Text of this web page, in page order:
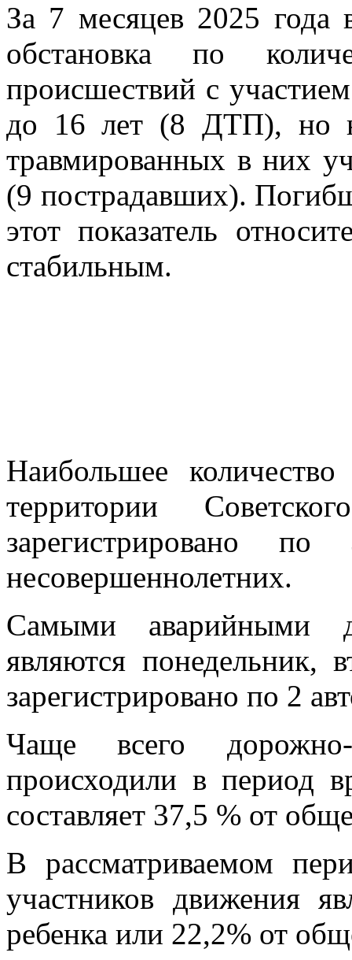
За 7 месяцев 2025 года
обстановка по
происшествий с
до 16 лет (8 ДТП), но
травмированных в них
(9 пострадавших).
этот показатель
стабильным.
Наибольшее
территории
зарегистрировано
несовершеннолетних.
Самыми аварийными
являются
зарегистрировано по 2
Чаще всего дорожно-
происходили в период
составляет 37,5 % от
В рассматриваемом
участников движения
ребенка или 22,2% от